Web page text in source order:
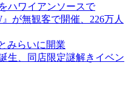
ハワイアンソースで
』が無観客で開催、226万人
みらいに開業
生、同店限定謎解きイベン